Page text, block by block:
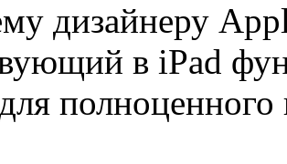
дизайнеру
в iPad
полноценного